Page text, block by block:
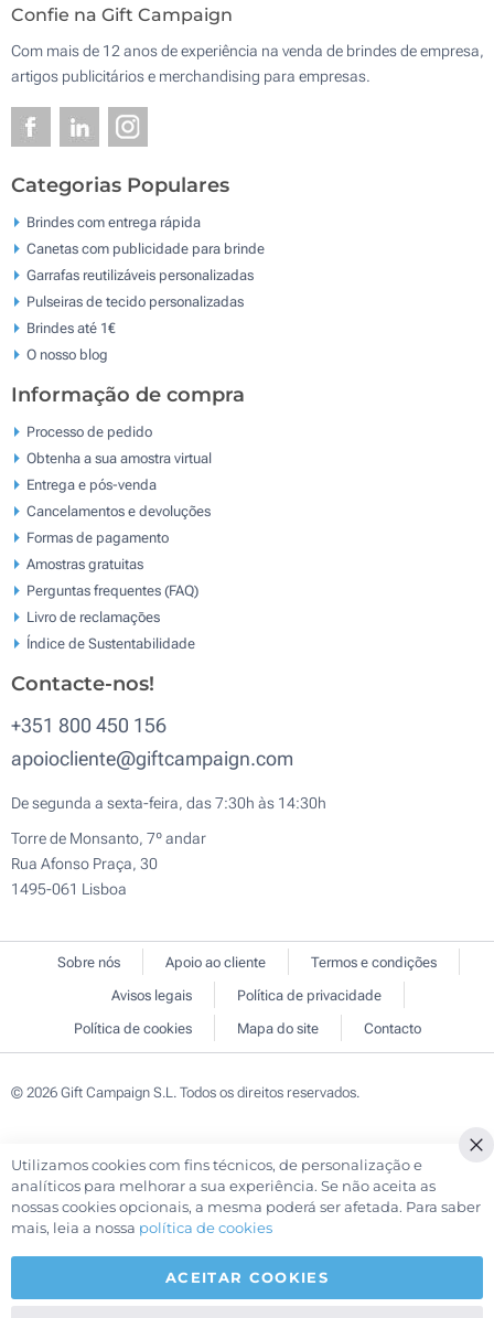
Confie na Gift Campaign
Com mais de 12 anos de experiência na venda de brindes de empresa,
artigos publicitários e merchandising para empresas.
Categorias Populares
Brindes com entrega rápida
Canetas com publicidade para brinde
Garrafas reutilizáveis personalizadas
Pulseiras de tecido personalizadas
Brindes até 1€
O nosso blog
Informação de compra
Processo de pedido
Obtenha a sua amostra virtual
Entrega e pós-venda
Cancelamentos e devoluções
Formas de pagamento
Amostras gratuitas
Perguntas frequentes (FAQ)
Livro de reclamaçōes
Índice de Sustentabilidade
Contacte-nos!
+351 800 450 156
apoiocliente@giftcampaign.com
De segunda a sexta-feira, das 7:30h às 14:30h
Torre de Monsanto, 7º andar
Rua Afonso Praça, 30
1495-061 Lisboa
Sobre nós Apoio ao cliente
Termos e condições
Avisos legais
Política de privacidade
Política de cookies
Mapa do site Contacto
© 2026 Gift Campaign S.L. Todos os direitos reservados.
Utilizamos cookies com fins técnicos, de personalização e
analíticos para melhorar a sua experiência. Se não aceita as
nossas cookies opcionais, a mesma poderá ser afetada. Para saber
mais, leia a nossa política de cookies
ACEITAR COOKIES